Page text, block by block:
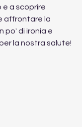
e a scoprire
affrontare la
po' di ironia e
la nostra salute!